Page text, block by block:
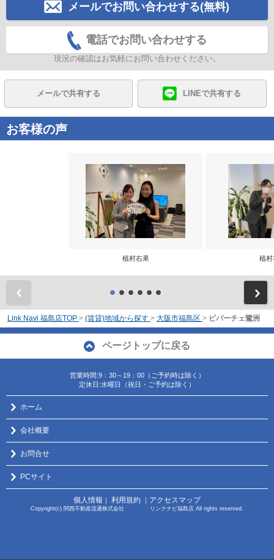
メールでお問い合わせする(無料)
電話でお問い合わせする
現況の確認はお気軽にお問い合わせください。
メールで共有する LINEで共有する
お客様の声
植村右果 植村
Link Navi 福島店TOP > (賃貸)地域から探す > 大阪市福島区 > ビバーチェ鷺洲
ページトップに戻る
営業時間:9：30～19：00（ご予約時は除く）
定休日:水曜日（祝日・ご予約は除く）
ホーム
会社概要
お問合せ
PCサイト
個人情報 利用規約 アクセスマップ
Copyright(c) 関西不動産流通株式会社 リンクナビ福島店 All rights reserved.